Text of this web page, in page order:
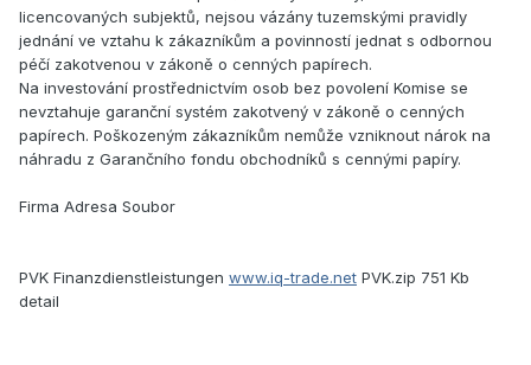
licencovaných subjektů, nejsou vázány tuzemskými pravidly
jednání ve vztahu k zákazníkům a povinností jednat s odbornou
péčí zakotvenou v zákoně o cenných papírech.
Na investování prostřednictvím osob bez povolení Komise se
nevztahuje garanční systém zakotvený v zákoně o cenných
papírech. Poškozeným zákazníkům nemůže vzniknout nárok na
náhradu z Garančního fondu obchodníků s cennými papíry.
Firma Adresa Soubor
PVK Finanzdienstleistungen www.iq-trade.net PVK.zip 751 Kb
detail